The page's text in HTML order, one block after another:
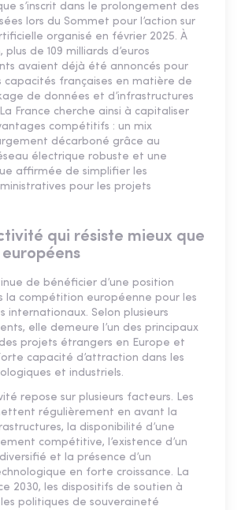
s’inscrit dans le prolongement des
lors du Sommet pour l’action sur
organisé en février 2025. À
de 109 milliards d’euros
avaient déjà été annoncés pour
capacités françaises en matière de
de données et d’infrastructures
France cherche ainsi à capitaliser
compétitifs : un mix
décarboné grâce au
électrique robuste et une
affirmée de simplifier les
pour les projets
qui résiste mieux que
européens
de bénéficier d’une position
la compétition européenne pour les
internationaux. Selon plusieurs
elle demeure l’un des principaux
des projets étrangers en Europe et
capacité d’attraction dans les
et industriels.
repose sur plusieurs facteurs. Les
régulièrement en avant la
la disponibilité d’une
compétitive, l’existence d’un
et la présence d’un
en forte croissance. La
2030, les dispositifs de soutien à
politiques de souveraineté